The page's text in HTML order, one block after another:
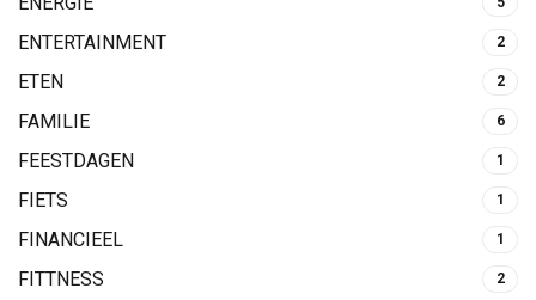
ENTERTAINMENT 2
ETEN 2
FAMILIE 6
FEESTDAGEN 1
FIETS 1
FINANCIEEL 1
FITTNESS 2